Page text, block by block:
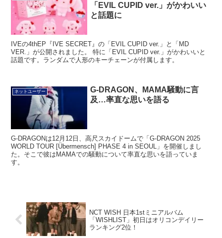
「EVIL CUPID ver.」がかわいい
と話題に
IVEの4thEP『IVE SECRET』の「EVIL CUPID ver.」と「MD
VER.」が公開されました。 特に「EVIL CUPID ver.」がかわいいと
話題です。ランダムで人形のキーチェーンが付属します。
ネットユーザー
G-DRAGON、MAMA騒動に言
及…率直な思いを語る
G-DRAGONは12月12日、高尺スカイドームで「G-DRAGON 2025
WORLD TOUR [Übermensch] PHASE 4 in SEOUL」を開催しまし
た。そこで彼はMAMAでの騒動について率直な思いを語っていま
す。
NCT WISH 日本1stミニアルバム
「WISHLIST」初日はオリコンデイリー
ランキング2位！